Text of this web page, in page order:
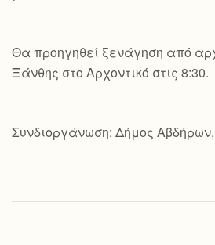
Θα προηγηθεί ξενάγηση από
Ξάνθης στο Αρχοντικό στις 8:30.
Συνδιοργάνωση: Δήμος